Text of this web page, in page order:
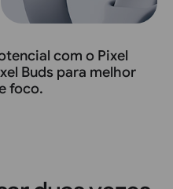
com o Pixel
Buds para melhor
foco.